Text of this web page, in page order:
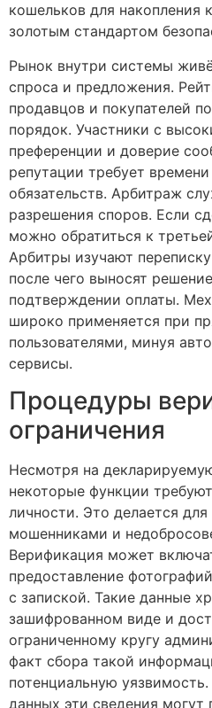
кошельков для накопления
золотым стандартом
Рынок внутри системы
спроса и предложения.
продавцов и покупателей
порядок. Участники с
преференции и доверие
репутации требует
обязательств. Арбитраж
разрешения споров. Если
можно обратиться к
Арбитры изучают
после чего выносят
подтверждении оплаты.
широко применяется при
пользователями, минуя
сервисы.
Процедуры
ограничения
Несмотря на
некоторые функции
личности. Это делается
мошенниками и
Верификация может
предоставление
с запиской. Такие данные
зашифрованном виде и
ограниченному кругу
факт сбора такой
потенциальную
данных эти сведения могут